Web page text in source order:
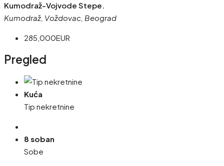
Kumodraž-Vojvode Stepe.
Kumodraž, Voždovac, Beograd
285,000EUR
Pregled
Kuća
Tip nekretnine
8 soban
Sobe